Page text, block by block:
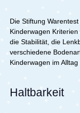
Die Stiftung
Kinderwagen
die Stabilität, die
verschiedene
Kinderwagen im Alltag
Haltbarkeit